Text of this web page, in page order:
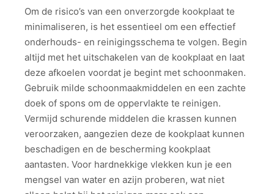
Om de risico’s van een onverzorgde kookplaat te
minimaliseren, is het essentieel om een effectief
onderhouds- en reinigingsschema te volgen. Begin
altijd met het uitschakelen van de kookplaat en laat
deze afkoelen voordat je begint met schoonmaken.
Gebruik milde schoonmaakmiddelen en een zachte
doek of spons om de oppervlakte te reinigen.
Vermijd schurende middelen die krassen kunnen
veroorzaken, aangezien deze de kookplaat kunnen
beschadigen en de bescherming kookplaat
aantasten. Voor hardnekkige vlekken kun je een
mengsel van water en azijn proberen, wat niet